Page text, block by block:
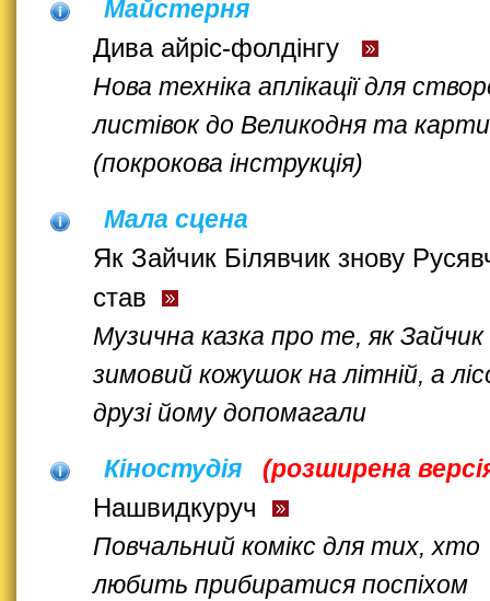
Майстерня
Дива айріс-фолдінгу
Нова техніка аплікації для
листівок до Великодня та
(покрокова інструкція)
Мала сцена
Як Зайчик Білявчик знову
став
Музична казка про те, як Зайчик
зимовий кожушок на літній, а
друзі йому допомагали
Кіностудія (розширена
Нашвидкуруч
Повчальний комікс для тих, хто
любить прибиратися поспіхом